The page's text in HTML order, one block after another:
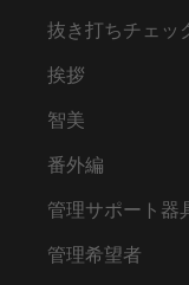
抜き打ちチェッ
挨拶
智美
番外編
管理サポート器
管理希望者